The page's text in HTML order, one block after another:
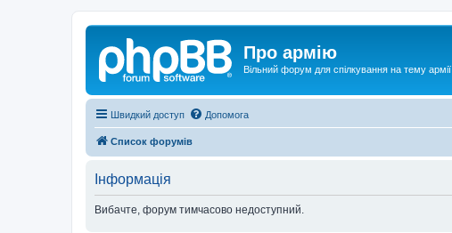
Про армію
Вільний форум для спілкування на тему армії
Швидкий доступ Допомога
Список форумів
Інформація
Вибачте, форум тимчасово недоступний.